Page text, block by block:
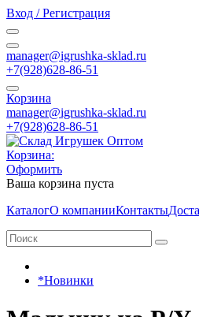
Вход / Регистрация
manager@igrushka-sklad.ru
+7(928)628-86-51
Корзина
manager@igrushka-sklad.ru
+7(928)628-86-51
Корзина:
Оформить
Ваша корзина пуста
КаталогО компанииКонтакты
*Новинки